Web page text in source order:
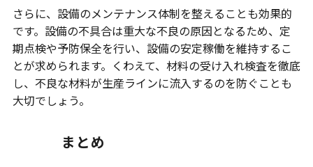
さらに、設備のメンテナンス体制を整えることも効果的
です。設備の不具合は重大な不良の原因となるため、定
期点検や予防保全を行い、設備の安定稼働を維持するこ
とが求められます。くわえて、材料の受け入れ検査を徹底
し、不良な材料が生産ラインに流入するのを防ぐことも
大切でしょう。
まとめ